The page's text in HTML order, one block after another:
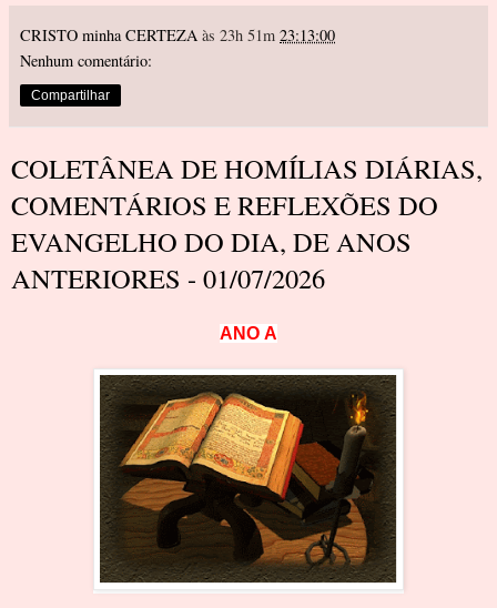
CRISTO minha CERTEZA às 23h 51m 23:13:00
Nenhum comentário:
Compartilhar
COLETÂNEA DE HOMÍLIAS DIÁRIAS,
COMENTÁRIOS E REFLEXÕES DO
EVANGELHO DO DIA, DE ANOS
ANTERIORES - 01/07/2026
A NO A